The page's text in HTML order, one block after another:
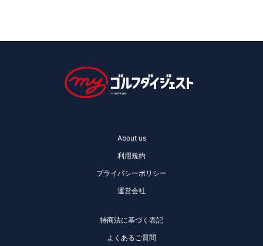
About us
利用規約
プライバシーポリシー
運営会社
特商法に基づく表記
よくあるご質問